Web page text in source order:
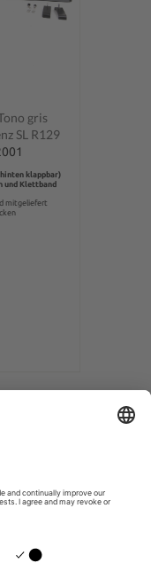
gris
SL R129
klappbar)
und Klettband
mitgeliefert